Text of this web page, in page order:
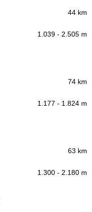
44 km
1.039 - 2.505 m
74 km
1.177 - 1.824 m
63 km
1.300 - 2.180 m